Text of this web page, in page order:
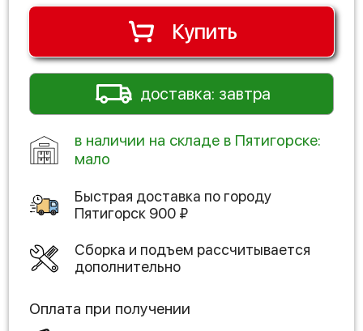
Купить
доставка: завтра
в наличии на складе в Пятигорске:
мало
Быстрая доставка по городу
Пятигорск 900 ₽
Сборка и подъем рассчитывается
дополнительно
Оплата при получении